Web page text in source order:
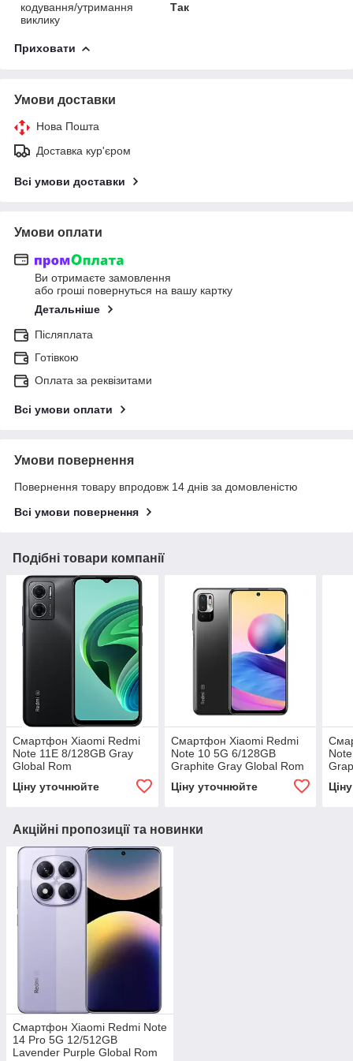
кодування/утримання
виклику
Так
Приховати
Умови доставки
Нова Пошта
Доставка кур'єром
Всі умови доставки
Умови оплати
Ви отримаєте замовлення
або гроші повернуться на вашу картку
Детальніше
Післяплата
Готівкою
Оплата за реквізитами
Всі умови оплати
Умови повернення
Повернення товару впродовж 14 днів за домовленістю
Всі умови повернення
Подібні товари компанії
Смартфон Xiaomi Redmi
Note 11E 8/128GB Gray
Global Rom
Ціну уточнюйте
Смартфон Xiaomi Redmi
Note 10 5G 6/128GB
Graphite Gray Global Rom
Ціну уточнюйте
Акційні пропозиції та новинки
Смартфон Xiaomi Redmi Note
14 Pro 5G 12/512GB
Lavender Purple Global Rom